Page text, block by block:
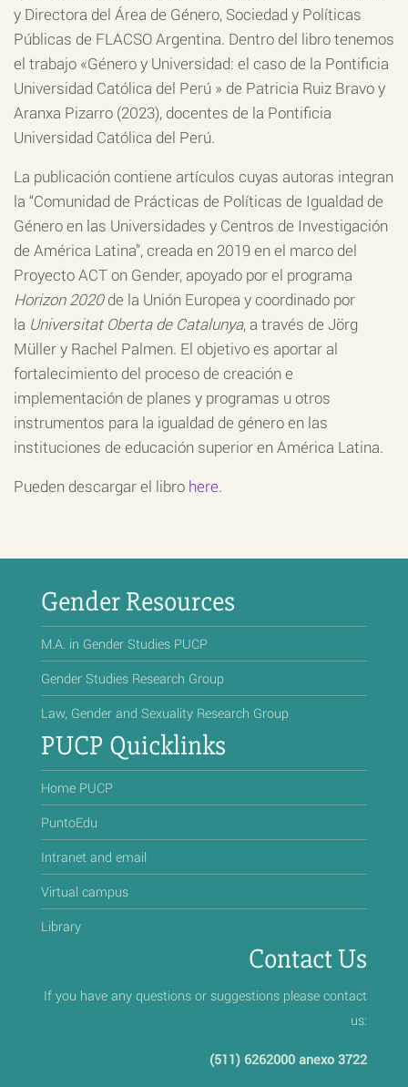
y Directora del Área de Género, Sociedad y Políticas
Públicas de FLACSO Argentina. Dentro del libro tenemos
el trabajo «Género y Universidad: el caso de la Pontificia
Universidad Católica del Perú » de Patricia Ruiz Bravo y
Aranxa Pizarro (2023), docentes de la Pontificia
Universidad Católica del Perú.
La publicación contiene artículos cuyas autoras integran
la “Comunidad de Prácticas de Políticas de Igualdad de
Género en las Universidades y Centros de Investigación
de América Latina”, creada en 2019 en el marco del
Proyecto ACT on Gender, apoyado por el programa
Horizon 2020de la Unión Europea y coordinado por
la Universitat Oberta de Catalunya, a través de Jörg
Müller y Rachel Palmen. El objetivo es aportar al
fortalecimiento del proceso de creación e
implementación de planes y programas u otros
instrumentos para la igualdad de género en las
instituciones de educación superior en América Latina.
Pueden descargar el libro here.
Gender Resources
M.A. in Gender Studies PUCP
Gender Studies Research Group
Law, Gender and Sexuality Research Group
PUCP Quicklinks
Home PUCP
PuntoEdu
Intranet and email
Virtual campus
Library
Contact Us
If you have any questions or suggestions please contact
us:
(511) 6262000 anexo 3722